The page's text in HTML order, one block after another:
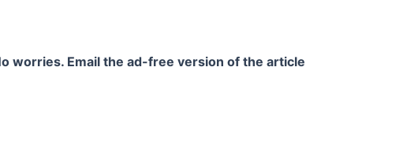
worries. Email the ad-free version of the article